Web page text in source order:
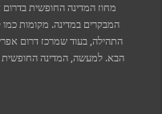
מחוז המדינה החופשית
המבקרים במדינה. מקומות כמו
התהילה, בעוד שמרכז דרום
הבא. למעשה, המדינה החופשית